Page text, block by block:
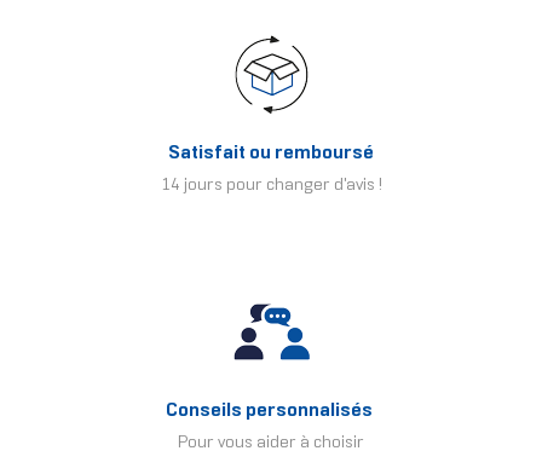
Satisfait ou remboursé
14 jours pour changer d'avis !
Conseils personnalisés
Pour vous aider à choisir